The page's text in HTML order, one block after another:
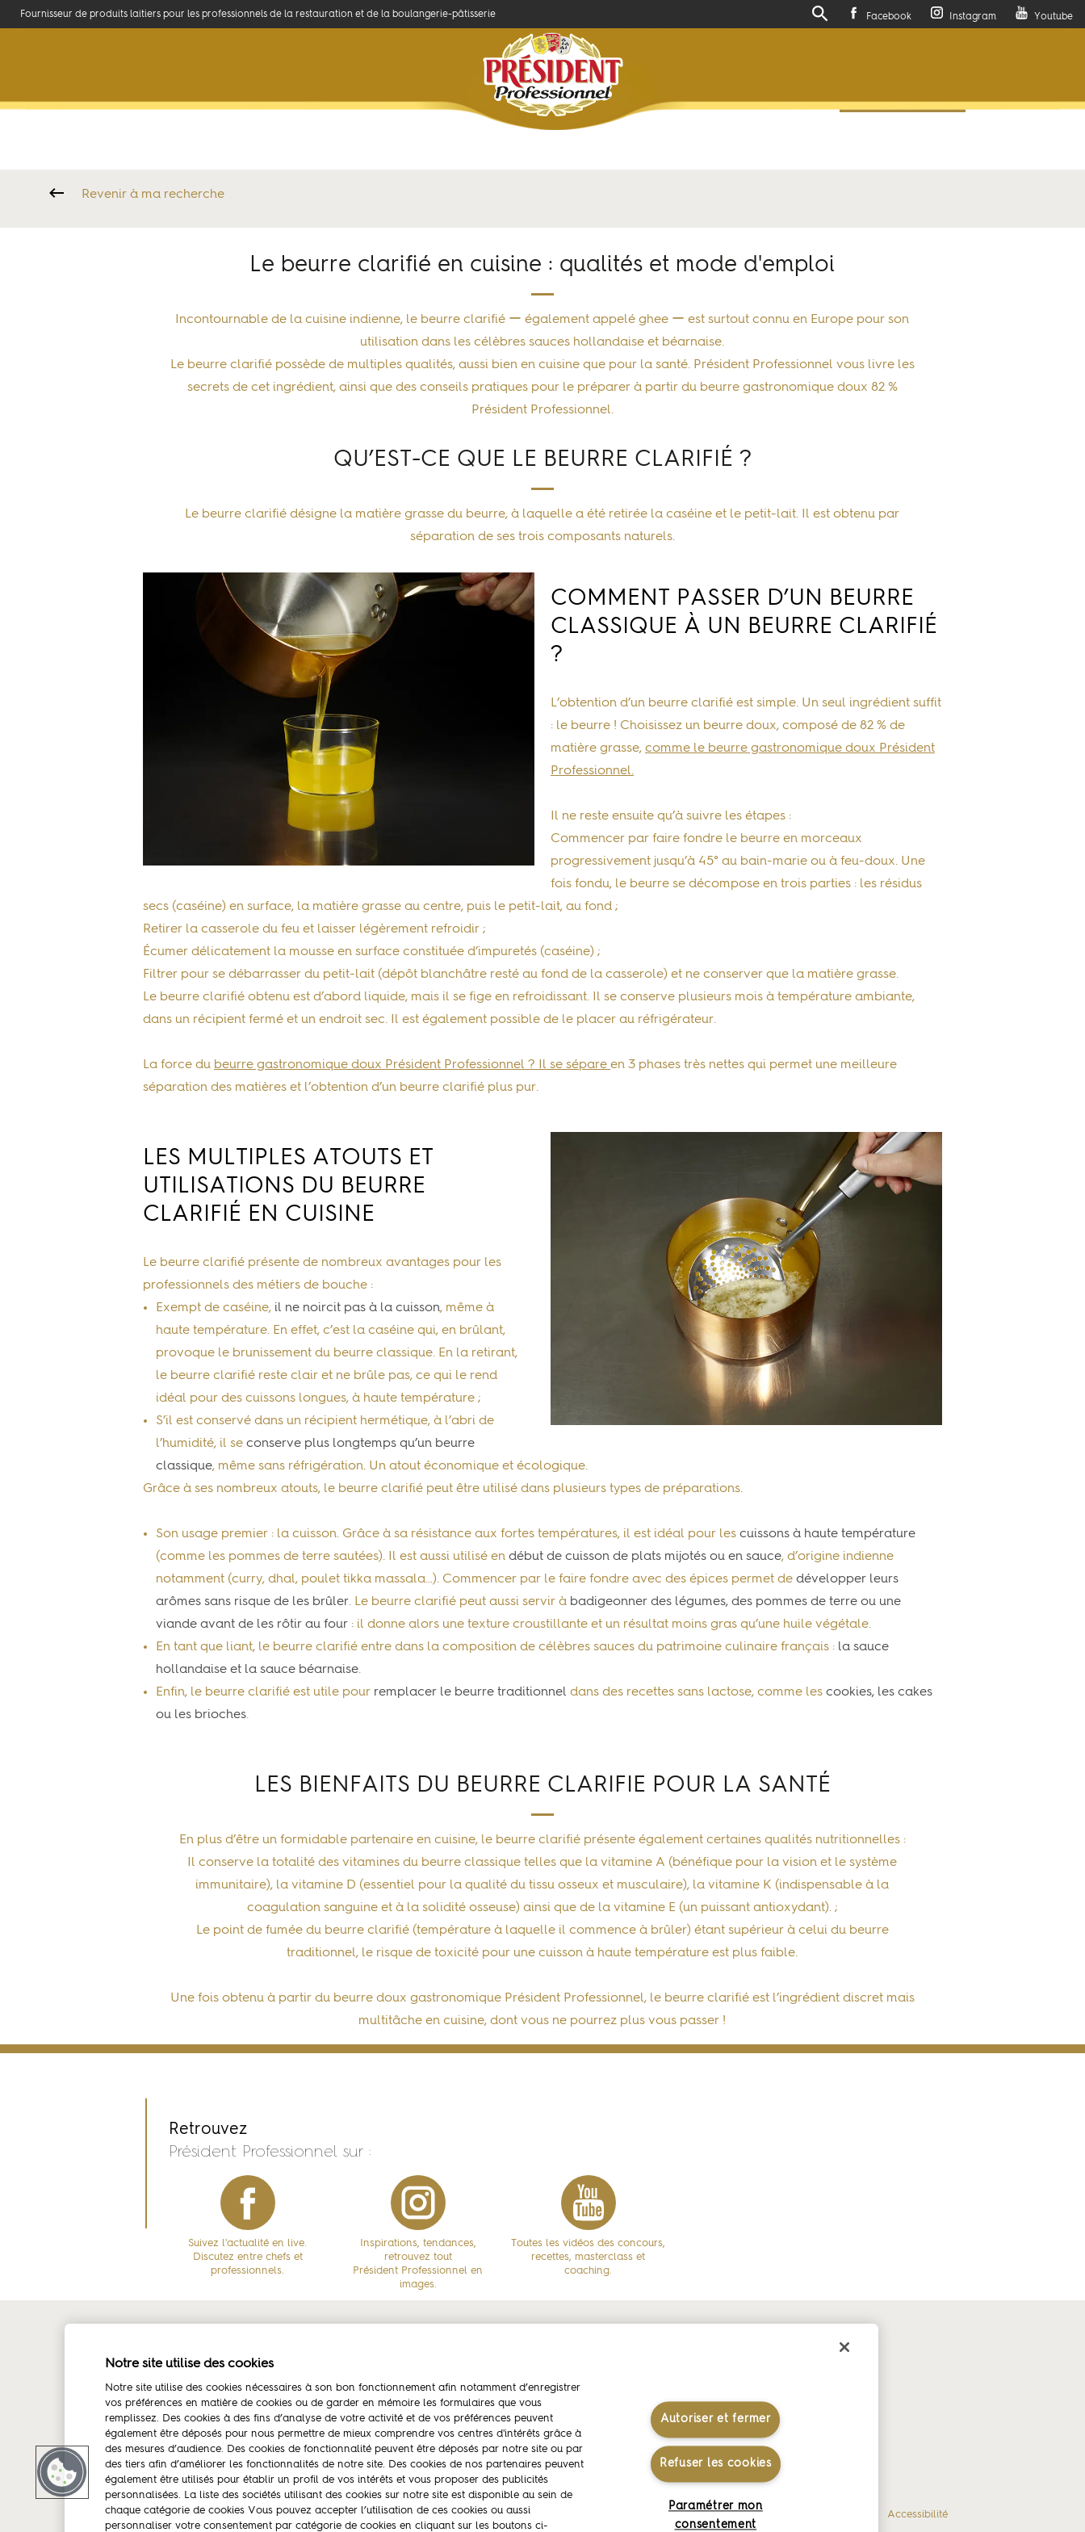
Fournisseur de produits laitiers pour les professionnels de la restauration et de la boulangerie-pâtisserie Facebook Instagram Youtube
Savoir-faire Produits et recettes
Revenir à ma recherche
Le beurre clarifié en cuisine : qualités et mode d'emploi
Incontournable de la cuisine indienne, le beurre clarifié ー également appeléghee ー est surtout connu en Europe pour son
utilisation dans les célèbres sauces hollandaise et béarnaise.
Le beurre clarifié possède de multiples qualités, aussi bien en cuisine que pour la santé. Président Professionnel vous livre les
secrets de cet ingrédient, ainsi que des conseils pratiques pour le préparer à partir du beurre gastronomique doux 82 %
Président Professionnel.
QU’EST-CE QUE LE BEURRE CLARIFIÉ ?
Le beurre clarifié désigne la matière grasse du beurre, à laquelle a été retirée la caséine et le petit-lait. Il est obtenu par
séparation de ses trois composants naturels.
COMMENT PASSER D’UN BEURRE
CLASSIQUE À UN BEURRE CLARIFIÉ
?
L’obtention d’un beurre clarifié est simple. Un seul ingrédient suffit
: le beurre ! Choisissez un beurre doux, composé de 82 % de
matière grasse, comme le beurre gastronomique doux Président
Professionnel.
Il ne reste ensuite qu’à suivre les étapes :
Commencer par faire fondre le beurre en morceaux
progressivement jusqu’à 45° au bain-marie ou à feu-doux. Une
fois fondu, le beurre se décompose en trois parties : les résidus
secs (caséine) en surface, la matière grasse au centre, puis le petit-lait, au fond ;
Retirer la casserole du feu et laisser légèrement refroidir ;
Écumer délicatement la mousse en surface constituée d’impuretés (caséine) ;
Filtrer pour se débarrasser du petit-lait (dépôt blanchâtre resté au fond de la casserole) et ne conserver que la matière grasse.
Le beurre clarifié obtenu est d’abord liquide, mais il se fige en refroidissant. Il se conserve plusieurs mois à température ambiante,
dans un récipient fermé et un endroit sec. Il est également possible de le placer au réfrigérateur.
La force du beurre gastronomique doux Président Professionnel ? Il se sépare en 3 phases très nettes qui permet une meilleure
séparation des matières et l’obtention d’un beurre clarifié plus pur.
LES MULTIPLES ATOUTS ET
UTILISATIONS DU BEURRE
CLARIFIÉ EN CUISINE
Le beurre clarifié présente de nombreux avantages pour les
professionnels des métiers de bouche :
Exempt de caséine, il ne noircit pas à la cuisson, même à
haute température. En effet, c’est la caséine qui, en brûlant,
provoque le brunissement du beurre classique. En la retirant,
le beurre clarifié reste clair et ne brûle pas, ce qui le rend
idéal pour des cuissons longues, à haute température ;
S’il est conservé dans un récipient hermétique, à l’abri de
l’humidité, il se conserve plus longtemps qu’un beurre
classique, même sans réfrigération. Un atout économique et écologique.
Grâce à ses nombreux atouts, le beurre clarifié peut être utilisé dans plusieurs types de préparations.
Son usage premier : la cuisson. Grâce à sa résistance aux fortes températures, il est idéal pour les cuissons à haute température
(comme les pommes de terre sautées). Il est aussi utilisé en début de cuisson de plats mijotés ou en sauce, d’origine indienne
notamment (curry, dhal, poulet tikka massala…). Commencer par le faire fondre avec des épices permet de développer leurs
arômes sans risque de les brûler. Le beurre clarifié peut aussi servir à badigeonner des légumes, des pommes de terre ou une
viande avant de les rôtir au four : il donne alors une texture croustillante et un résultat moins gras qu’une huile végétale.
En tant que liant, le beurre clarifié entre dans la composition de célèbres sauces du patrimoine culinaire français : la sauce
hollandaise et la sauce béarnaise.
Enfin, le beurre clarifié est utile pour remplacer le beurre traditionnel dans des recettes sans lactose, comme les cookies, les cakes
ou les brioches.
LES BIENFAITS DU BEURRE CLARIFIE POUR LA SANTÉ
En plus d’être un formidable partenaire en cuisine, le beurre clarifié présente également certaines qualités nutritionnelles :
Il conserve la totalité des vitamines du beurre classique telles que lavitamine A (bénéfique pour la vision et le système
immunitaire), lavitamine D (essentiel pour la qualité du tissu osseux et musculaire), lavitamine K (indispensable à la
coagulation sanguine et à la solidité osseuse) ainsi que de la vitamine E (un puissant antioxydant). ;
Le point de fumée du beurre clarifié (température à laquelle il commence à brûler) étant supérieur à celui du beurre
traditionnel, le risque de toxicité pour une cuisson à haute température est plus faible.
Une fois obtenu à partir du beurre doux gastronomique Président Professionnel, le beurre clarifié est l’ingrédient discret mais
multitâche en cuisine, dont vous ne pourrez plus vous passer !
Retrouvez
Président Professionnel sur :
Suivez l'actualité en live.
Discutez entre chefs et
professionnels.
Inspirations, tendances,
retrouvez tout
Président Professionnel en
images.
Toutes les vidéos des concours,
recettes, masterclass et
coaching.
Portraits et témoignages de Chefs Concours Création & Saveurs - PÂTISSERIE
Concours Écoles
Les livres blancs
Mentions légales Contactez-nous Politique des données personnelles Politique de gestion des cookies Accessibilité
Notre site utilise des cookies
Notre site utilise des cookies nécessaires à son bon fonctionnement afin notamment d’enregistrer
vos préférences en matière de cookies ou de garder en mémoire les formulaires que vous
remplissez. Des cookies à des fins d’analyse de votre activité et de vos préférences peuvent
également être déposés pour nous permettre de mieux comprendre vos centres d'intérêts grâce à
des mesures d’audience. Des cookies de fonctionnalité peuvent être déposés par notre site ou par
des tiers afin d’améliorer les fonctionnalités de notre site. Des cookies de nos partenaires peuvent
également être utilisés pour établir un profil de vos intérêts et vous proposer des publicités
personnalisées. La liste des sociétés utilisant des cookies sur notre site est disponible au sein de
chaque catégorie de cookies Vous pouvez accepter l’utilisation de ces cookies ou aussi
personnaliser votre consentement par catégorie de cookies en cliquant sur les boutons ci-
Autoriser et fermer
Refuser les cookies
Paramétrer mon
consentement